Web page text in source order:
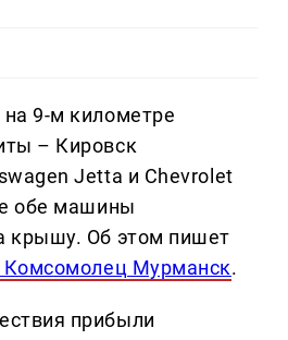
9-м километре
– Кировск
Jetta и Chevrolet
обе машины
крышу. Об этом пишет
Комсомолец Мурманск.
прибыли